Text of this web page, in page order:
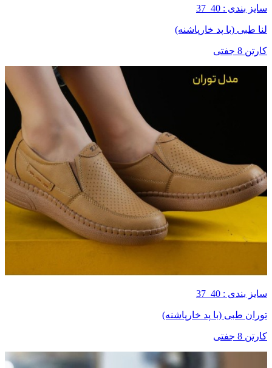
سایز بندی : 40_37
لنا طبی (با پد خارپاشنه)
کارتن 8 جفتی
سایز بندی : 40_37
توران طبی (با پد خارپاشنه)
کارتن 8 جفتی